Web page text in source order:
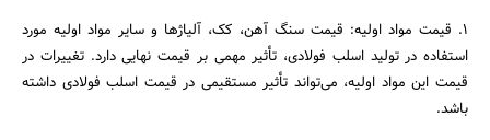
1. قیمت مواد اولیه: قیمت سنگ آهن، کک، آلیاژها و سایر مواد اولیه مورد
استفاده در تولید اسلب فولادی، تأثیر مهمی بر قیمت نهایی دارد. تغییرات در
قیمت این مواد اولیه، می‌تواند تأثیر مستقیمی در قیمت اسلب فولادی داشته
باشد.